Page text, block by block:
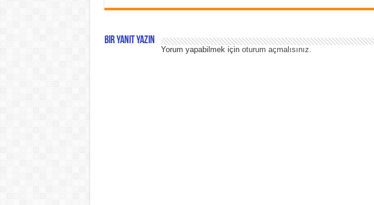
Bir yanıt yazın
Yorum yapabilmek için oturum açmalısınız